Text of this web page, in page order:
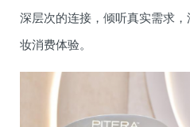
深层次的连接，倾听真实需求
妆消费体验。